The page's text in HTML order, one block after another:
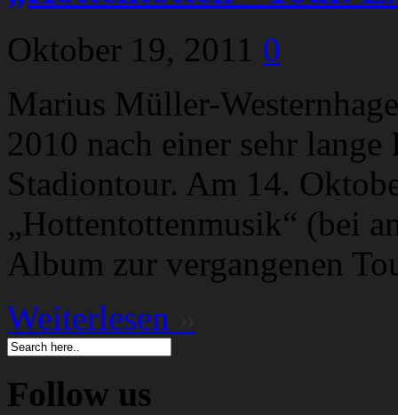
Oktober 19, 2011 0
Marius Müller-
2010 nach einer sehr lange
Stadiontour. Am 14.
„Hottentottenmusik“ (bei
Album zur vergangenen
Weiterlesen
Follow us